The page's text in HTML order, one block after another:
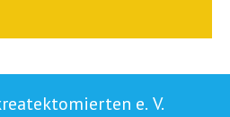
e. V.